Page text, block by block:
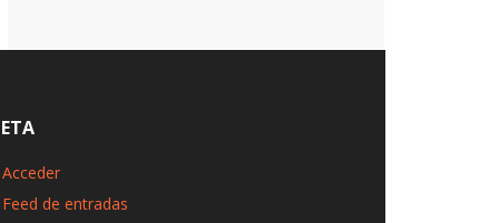
Acceder
Feed de entradas